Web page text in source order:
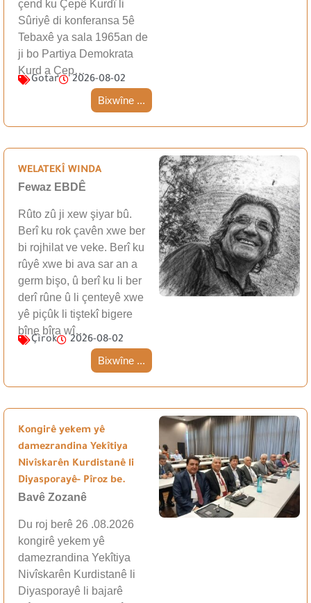
çend ku Çepê Kurdî li
Sûriyê di konferansa 5ê
Tebaxê ya sala 1965an de
ji bo Partiya Demokrata
Kurd a Çep…
Gotar 2026-08-02
Bixwîne ...
WELATEKÎ WINDA
Fewaz EBDÊ
Rûto zû ji xew şiyar bû.
Berî ku rok çavên xwe ber
bi rojhilat ve veke. Berî ku
rûyê xwe bi ava sar an a
germ bişo, û berî ku li ber
derî rûne û li çenteyê xwe
yê piçûk li tiştekî bigere
bîne bîra wî…
Çîrok 2026-08-02
Bixwîne ...
Kongirê yekem yê
damezrandina Yekîtiya
Nivîskarên Kurdistanê li
Diyasporayê- Pîroz be.
Bavê Zozanê
Du roj berê 26 .08.2026
kongirê yekem yê
damezrandina Yekîtiya
Nivîskarên Kurdistanê li
Diyasporayê li bajarê